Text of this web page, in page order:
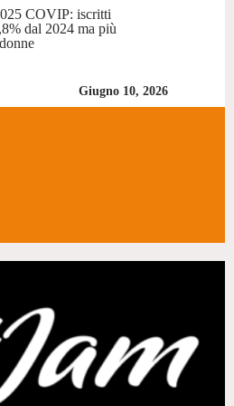
COVIP: iscritti
dal 2024 ma più
Giugno 10, 2026